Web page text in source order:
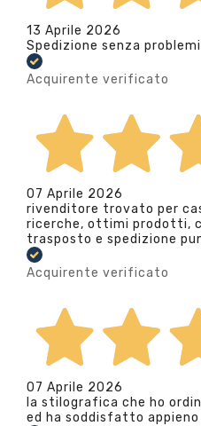
13 Aprile 2026
Spedizione senza
Acquirente verificato
07 Aprile 2026
rivenditore trovato per
ricerche, ottimi prodotti,
trasposto e spedizione
Acquirente verificato
07 Aprile 2026
la stilografica che ho
ed ha soddisfatto